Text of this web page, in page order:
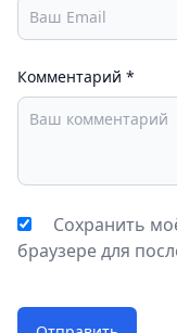
Комментарий *
Сохранить
браузере для